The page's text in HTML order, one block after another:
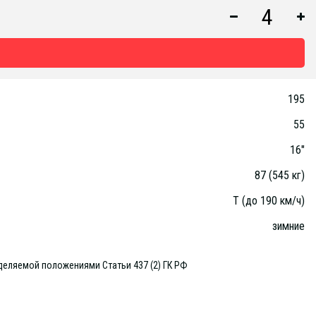
195
55
16"
87 (545 кг)
T (до 190 км/ч)
зимние
положениями Статьи 437 (2) ГК РФ